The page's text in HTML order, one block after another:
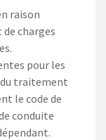
raison
charges
pour les
du traitement
le code de
conduite